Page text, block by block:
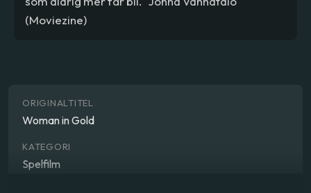
(Moviezine)
ORIGINALTITEL
Woman in Gold
KATEGORI
Spelfilm